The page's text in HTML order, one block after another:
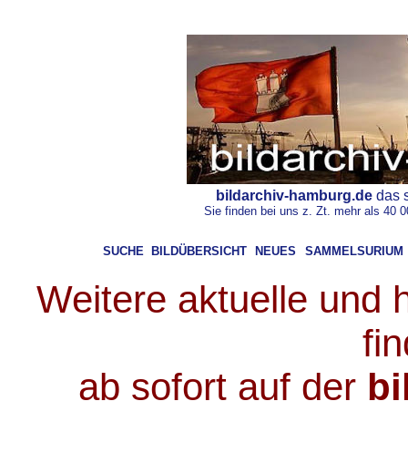
bildarchiv-hamburg.dedas
Sie finden bei uns z. Zt. mehr als 40
SUCHE BILDÜBERSICHT NEUES SAMMELSURIUM
Weitere aktuelle und
ab sofort auf der